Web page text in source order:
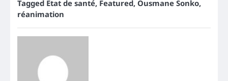
Tagged Etat de santé, Featured, Ousmane Sonko,
réanimation